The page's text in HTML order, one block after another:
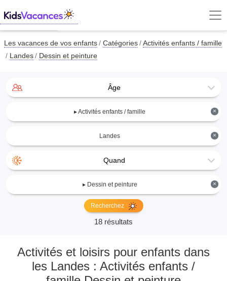
Les vacances de vos enfants Catégories
Activités enfants / famille
Landes
Dessin et peinture
Âge
×
▸ Activités enfants / famille
×
Landes
Quand
×
▸ Dessin et peinture
Recherchez
18 résultats
Activités et loisirs pour enfants dans
les Landes : Activités enfants /